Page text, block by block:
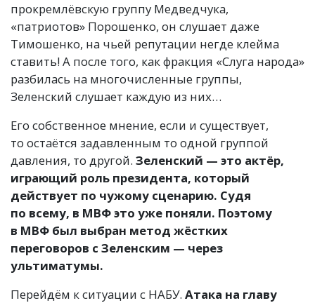
прокремлёвскую группу Медведчука,
«патриотов» Порошенко, он слушает даже
Тимошенко, на чьей репутации негде клейма
ставить! А после того, как фракция «Слуга народа»
разбилась на многочисленные группы,
Зеленский слушает каждую из них…
Его собственное мнение, если и существует,
то остаётся задавленным то одной группой
давления, то другой. Зеленский — это актёр,
играющий роль президента, который
действует по чужому сценарию. Судя
по всему, в МВФ это уже поняли. Поэтому
в МВФ был выбран метод жёстких
переговоров с Зеленским — через
ультиматумы.
Перейдём к ситуации с НАБУ. Атака на главу